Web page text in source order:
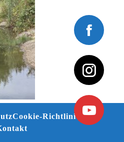
Cookie-Richtlinie (EU)